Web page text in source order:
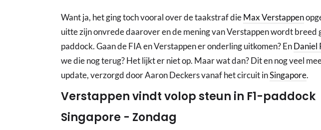
Want ja, het ging toch vooral over de taakstraf dieMax Verstappen
uitte zijn onvrede daarover en de mening van Verstappen wordt breed
paddock. Gaan de FIA en Verstappen er onderling uitkomen? EnDaniel
we die nog terug? Het lijkt er niet op. Maar wat dan? Dit en nog veel
update, verzorgd door Aaron Deckers vanaf het circuit inSingapore.
Verstappen vindt volop steun in F1-paddock
Singapore - Zondag